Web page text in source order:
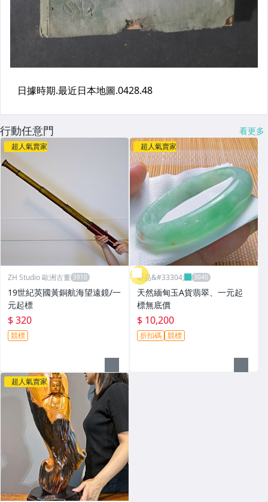
行動任意門 看更多
超人氣賣家
ZH Studio 歐洲古董
19世紀英國黃銅航海望遠鏡/一
元起標
$ 320
競標
超人氣賣家
昕品&#33304;
天然緬甸玉A貨翡翠、一元起
標無底價
$ 10,200
折扣碼 競標
超人氣賣家